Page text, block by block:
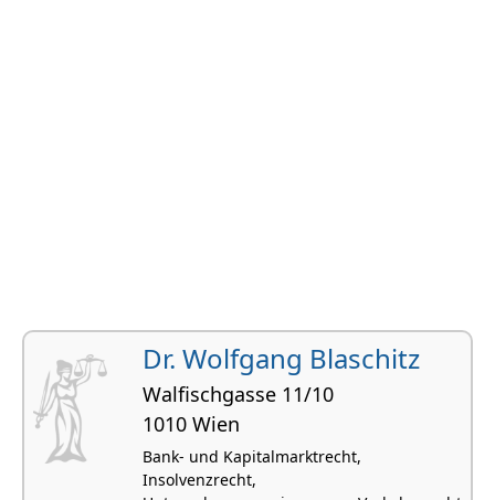
Dr. Wolfgang Blaschitz
Walfischgasse 11/10
1010 Wien
Bank- und Kapitalmarktrecht,
Insolvenzrecht,